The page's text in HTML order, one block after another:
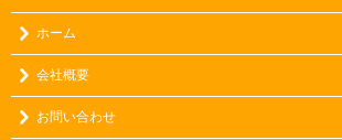
ホーム
会社概要
お問い合わせ